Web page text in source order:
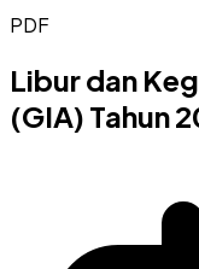
PDF
Libur dan
(GIA) Tahun